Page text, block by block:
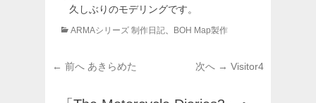
久しぶりのモデリングです。
カ
リ
ARMAシリーズ 制作日記 BOH Map製作
投
← 前へ 前
あきらめた 次へ → 次
Visitor4